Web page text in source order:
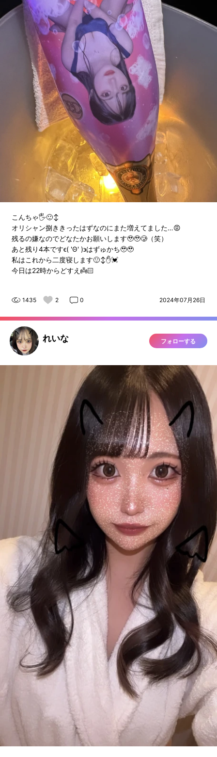
こんちゃ🖐🙂‍↕️
オリシャン捌ききったはずなのにまた増えてました…😡
残るの嫌なのでどなたかお願いします🥹🥹🥲（笑）
あと残り4本ですϵ( 'Θ' )϶はずゅかち🥹🥹
私はこれから二度寝します🙂‍↕️✋💓
今日は22時からどすえ👼🏻
1435 2 0 2024年07月26日
れいな フォローする